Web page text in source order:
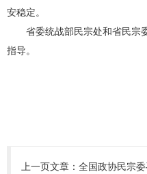
安稳定。
省委统战部民宗处和省民宗
指导。
上一页文章： 全国政协民宗委召